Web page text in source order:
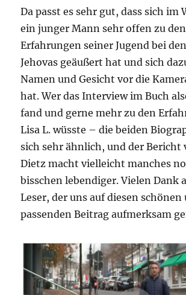
Da passt es sehr gut, dass sich im
ein junger Mann sehr offen zu den
Erfahrungen seiner Jugend bei
Jehovas geäußert hat und sich
Namen und Gesicht vor die
hat. Wer das Interview im Buch
fand und gerne mehr zu den
Lisa L. wüsste – die beiden
sich sehr ähnlich, und der Bericht
Dietz macht vielleicht manches
bisschen lebendiger. Vielen Dank
Leser, der uns auf diesen
passenden Beitrag aufmerksam